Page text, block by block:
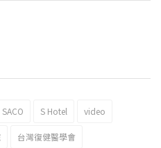
節「風在石起」霸氣回歸
SACO S Hotel video
台灣復健醫學會